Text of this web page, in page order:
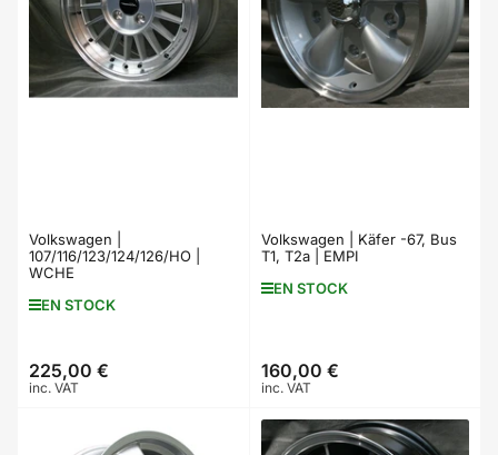
Volkswagen |
107/116/123/124/126/HO |
WCHE
EN STOCK
Prix
225,00 €
inc. VAT
Volkswagen | Käfer -67, Bus
T1, T2a | EMPI
EN STOCK
Prix
160,00 €
inc. VAT